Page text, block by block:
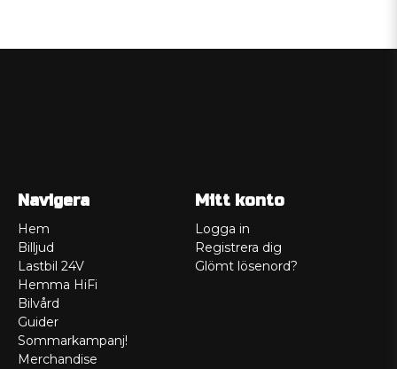
Navigera
Hem
Billjud
Lastbil 24V
Hemma HiFi
Bilvård
Guider
Sommarkampanj!
Merchandise
Mitt konto
Logga in
Registrera dig
Glömt lösenord?